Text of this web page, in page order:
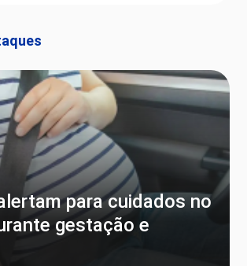
para cuidados no
gestação e